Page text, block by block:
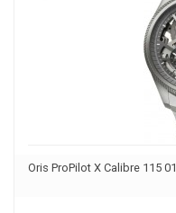
Oris ProPilot X Calibre 115